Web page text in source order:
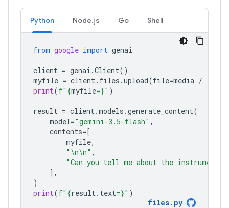
Python Node.js Go Shell
from google import genai
client = genai .Client()
myfile = client. files .upload(file=media /
print(f" {myfile=}" )
result = client.models .generate_content(
model="gemini-3.5-flash" ,
contents=[
myfile,
" \n\n" ,
"Can you tell me about the
],
)
print(f" {result. text=}" )
files. py